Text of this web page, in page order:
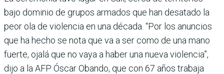
bajo dominio de grupos armados que han desatado la
peor ola de violencia en una década. “Por los anuncios
que ha hecho se nota que va a ser como de una mano
fuerte, ojalá que no vaya a haber una nueva violencia”,
dijo a la AFP Óscar Obando, que con 67 años trabaja